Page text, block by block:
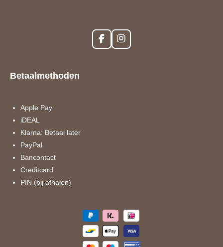
F
a
I
n
Betaalmethoden
Apple Pay
iDEAL
Klarna: Betaal later
PayPal
Bancontact
Creditcard
PIN (bij afhalen)